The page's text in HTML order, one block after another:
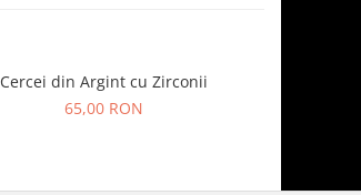
Cercei din Argint cu Zirconii
65,00 RON